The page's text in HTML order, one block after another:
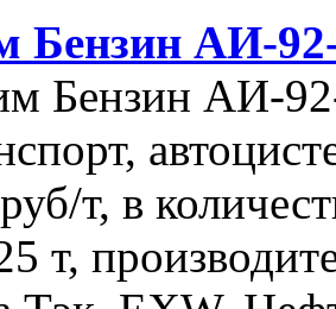
Бензин АИ-
Бензин АИ-
т, в
т,